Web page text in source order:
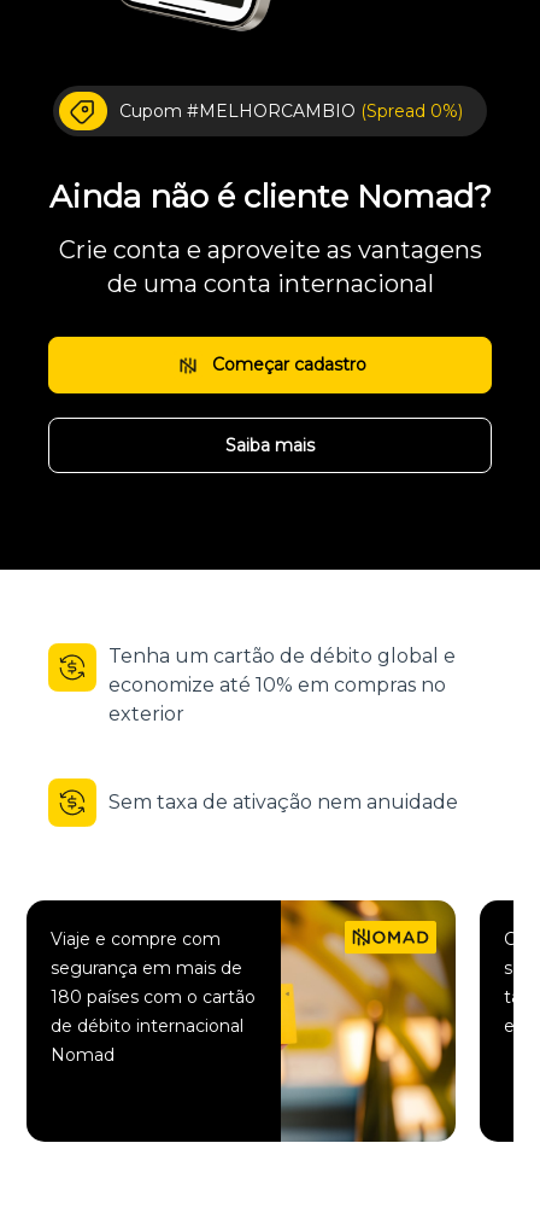
Cupom #MELHORCAMBIO (Spread 0%)
Ainda não é cliente Nomad?
Crie conta e aproveite as vantagens
de uma conta internacional
Começar cadastro
Saiba mais
Tenha um cartão de débito global e
economize até 10% em compras no
exterior
Sem taxa de ativação nem anuidade
Viaje e compre com
segurança em mais de
180 países com o cartão
de débito internacional
Nomad